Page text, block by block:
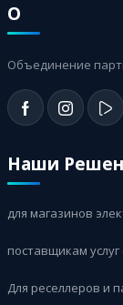
О
Объединение
Наши
для магазинов
поставщикам
Для реселлеров и